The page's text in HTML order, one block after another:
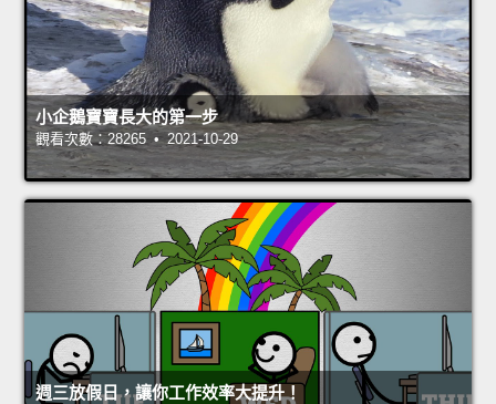
小企鵝寶寶長大的第一步
觀看次數：28265 • 2021-10-29
週三放假日，讓你工作效率大提升！